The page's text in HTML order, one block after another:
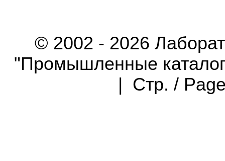
© 2002 - 2026
"Промышленные
| Стр. /